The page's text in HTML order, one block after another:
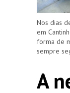
Nos dias
em
forma de
sempre
A